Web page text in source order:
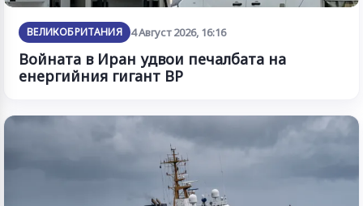
ВЕЛИКОБРИТАНИЯ 4 Август 2026, 16:16
Войната в Иран удвои печалбата на
енергийния гигант BP